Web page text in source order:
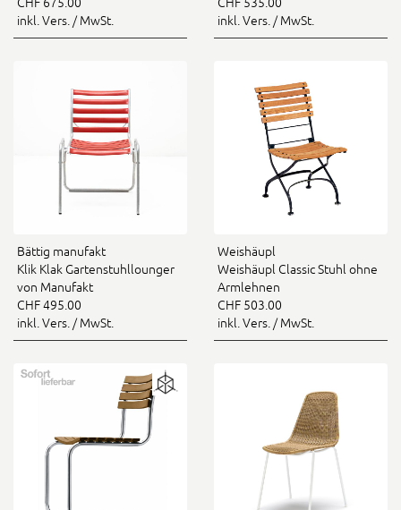
inkl. Vers. / MwSt.
inkl. Vers. / MwSt.
Bättig manufakt
Klik Klak Gartenstuhllounger
von Manufakt
CHF 495.00
inkl. Vers. / MwSt.
Weishäupl
Weishäupl Classic Stuhl ohne
Armlehnen
CHF 503.00
inkl. Vers. / MwSt.